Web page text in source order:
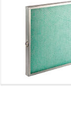
除油雾空气过滤器